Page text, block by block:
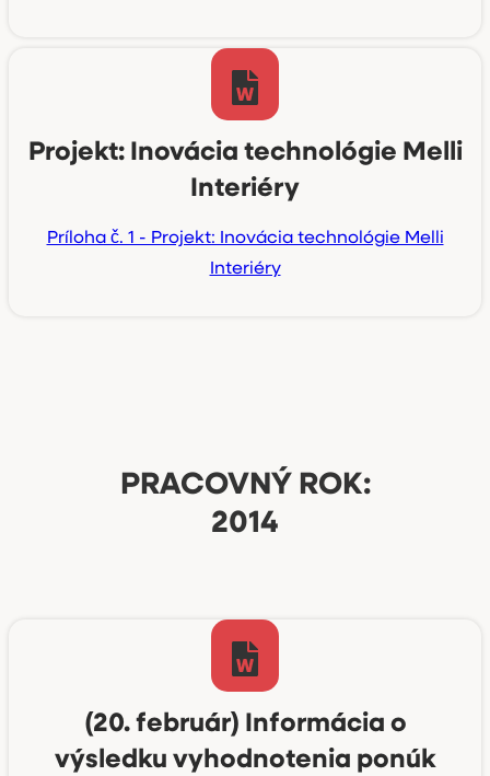
Projekt: Inovácia technológie Melli
Interiéry
Príloha č. 1 - Projekt: Inovácia technológie Melli
Interiéry
PRACOVNÝ ROK:
2014
(20. február) Informácia o
výsledku vyhodnotenia ponúk